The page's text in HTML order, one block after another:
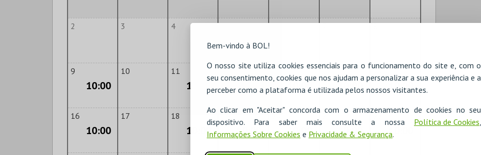
Bem-vindo à BOL!
O nosso site utiliza cookies essenciais para o funcionamento do site e, com o
seu consentimento, cookies que nos ajudam a personalizar a sua experiência e a
perceber como a plataforma é utilizada pelos nossos visitantes.
Ao clicar em "Aceitar" concorda com o armazenamento de cookies no seu
dispositivo. Para saber mais consulte a nossa Política de Cookies
Informações Sobre Cookies e Privacidade & Segurança.
2 3 4 5 6 7 8
9
10:00
10 11
10:00
12
10:00
13
10:00
14
10:00
15
10:00
16
10:00
17 18
10:00
19
10:00
20
10:00
21
10:00
22
10:00